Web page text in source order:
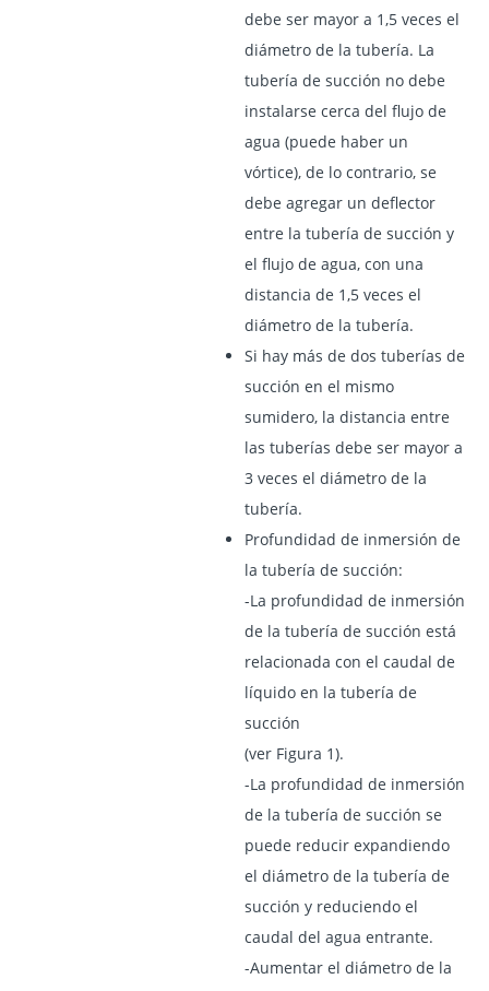
debe ser mayor a 1,5 veces el
diámetro de la tubería. La
tubería de succión no debe
instalarse cerca del flujo de
agua (puede haber un
vórtice), de lo contrario, se
debe agregar un deflector
entre la tubería de succión y
el flujo de agua, con una
distancia de 1,5 veces el
diámetro de la tubería.
Si hay más de dos tuberías de
succión en el mismo
sumidero, la distancia entre
las tuberías debe ser mayor a
3 veces el diámetro de la
tubería.
Profundidad de inmersión de
la tubería de succión:
-La profundidad de inmersión
de la tubería de succión está
relacionada con el caudal de
líquido en la tubería de
succión
(ver Figura 1).
-La profundidad de inmersión
de la tubería de succión se
puede reducir expandiendo
el diámetro de la tubería de
succión y reduciendo el
caudal del agua entrante.
-Aumentar el diámetro de la